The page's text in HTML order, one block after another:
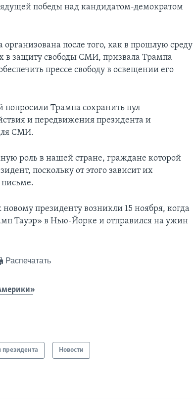
победы над кандидатом-демократом
после того, как в прошлую среду
в защиту свободы СМИ, призвала Трампа
прессе свободу в освещении его
попросили Трампа сохранить пул
и передвижения президента и
СМИ.
роль в нашей стране, граждане которой
поскольку от этого зависит их
письме.
президенту возникли 15 ноября, когда
Тауэр» в Нью-Йорке и отправился на ужин
Распечатать
Новости